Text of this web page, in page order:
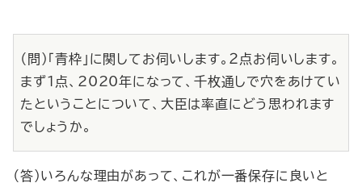
（問）「青枠」に関してお伺いします。２点お伺いします。
まず１点、2020年になって、千枚通しで穴をあけてい
たということについて、大臣は率直にどう思われます
でしょうか。
（答）いろんな理由があって、これが一番保存に良いと